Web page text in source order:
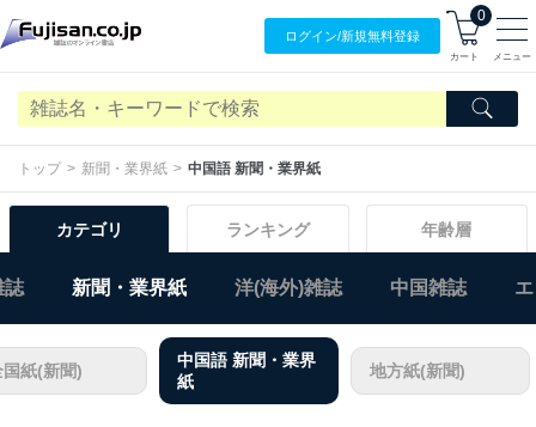
ログイン/新規無料登録
0
カート メニュー
トップ 新聞・業界紙 中国語 新聞・業界紙
カテゴリ ランキング 年齢層
誌 新聞・業界紙 洋(海外)雑誌 中国雑誌
国紙(新聞)
中国語 新聞・業界
紙
地方紙(新聞)